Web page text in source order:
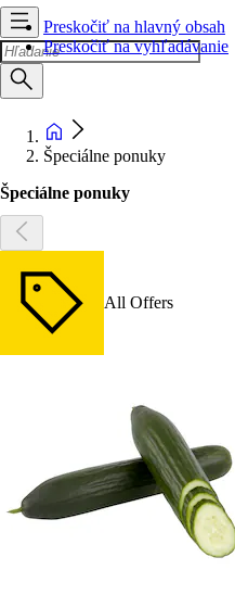
Preskočiť na hlavný obsah
Preskočiť na vyhľadávanie
Špeciálne ponuky
Špeciálne ponuky
All Offers